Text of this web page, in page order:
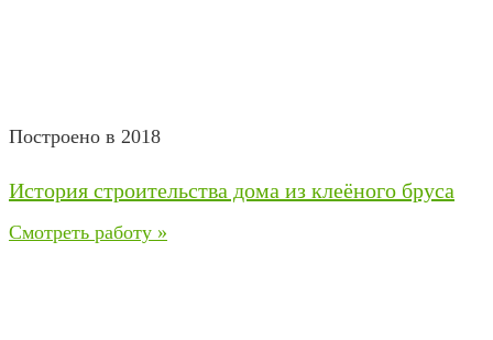
Построено в 2018
История строительства дома из клеёного бруса
Смотреть работу »